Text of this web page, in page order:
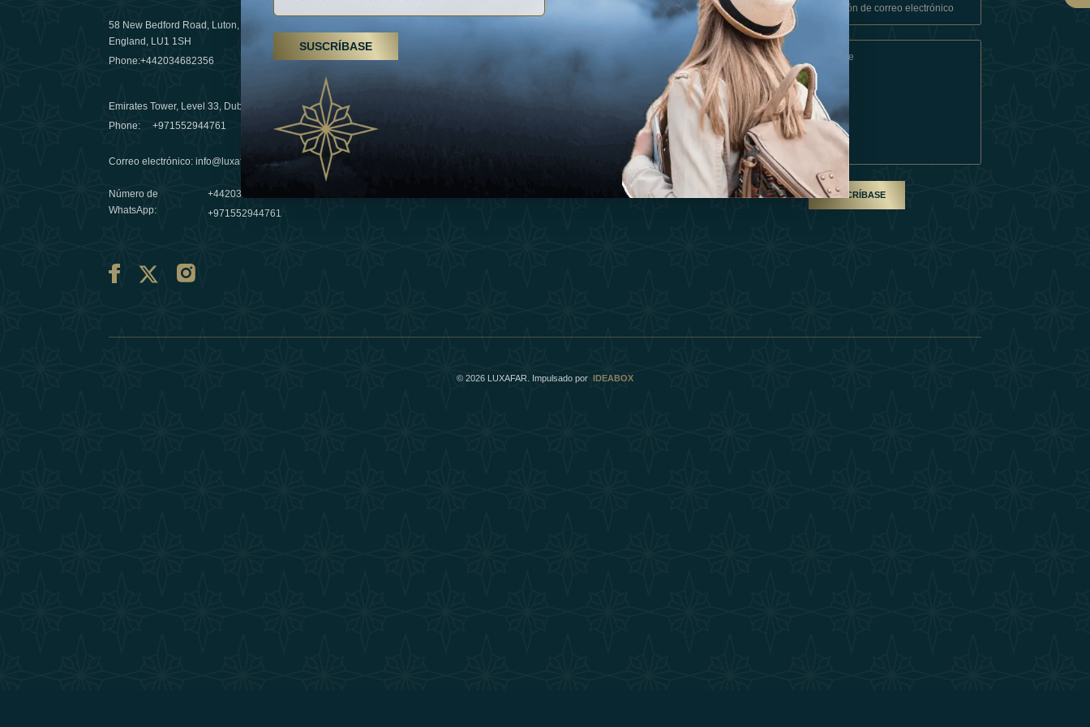
58 New Bedford Road, Luton,
England, LU1 1SH
Phone:+442034682356
Emirates Tower, Level 33, Dubai, UAE
Phone:+971552944761
Correo electrónico:info@luxafar.com
Número de
WhatsApp:
+442034682356
+971552944761
Senderismo, tratamientos de spa y yoga: los
Emiratos Árabes Unidos se erigen como un
03 April 2025
Évasions hivernales pour les voyageurs des
Émirats: redéfinir le voyage de luxe
10 March 2025
Esperienza
Términos Y Condiciones
Conviértase En Socio
Our Team
SUSCRÍBASE
© 2026 LUXAFAR. Impulsado por IDEABOX
SUSCRÍBASE